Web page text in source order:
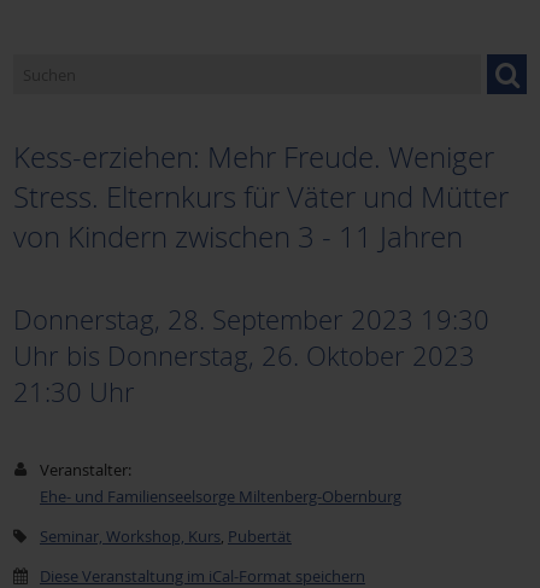
Kess-erziehen: Mehr Freude. Weniger
Stress. Elternkurs für Väter und Mütter
von Kindern zwischen 3 - 11 Jahren
Donnerstag, 28. September 2023 19:30
Uhr bis Donnerstag, 26. Oktober 2023
21:30 Uhr
Veranstalter:
Ehe- und Familienseelsorge Miltenberg-Obernburg
Seminar, Workshop, Kurs, Pubertät
Diese Veranstaltung im iCal-Format speichern